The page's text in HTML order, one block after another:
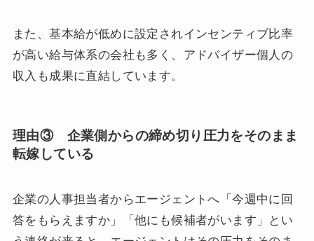
また、基本給が低めに設定されインセンティブ比率
が高い給与体系の会社も多く、アドバイザー個人の
収入も成果に直結しています。
理由③ 企業側からの締め切り圧力をそのまま
転嫁している
企業の人事担当者からエージェントへ「今週中に回
答をもらえますか」「他にも候補者がいます」とい